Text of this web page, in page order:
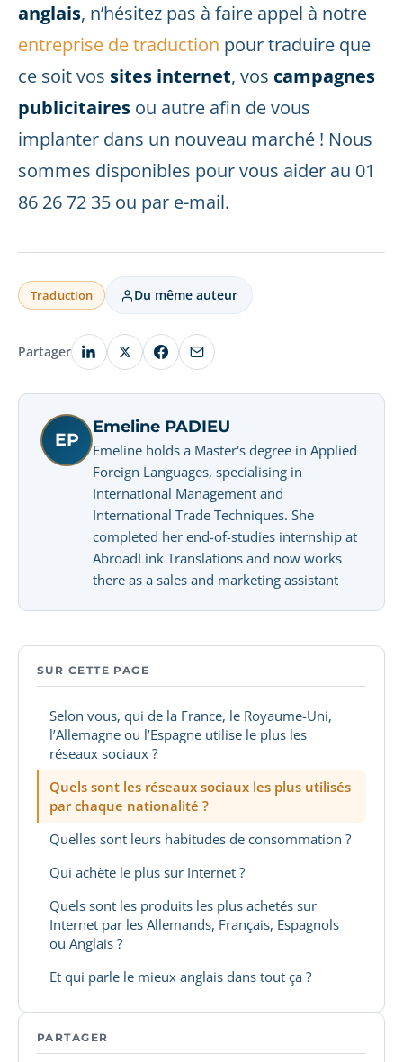
anglais, n’hésitez pas à faire appel à notre
entreprise de traduction pour traduire que
ce soit vos sites internet, vos campagnes
publicitaires ou autre afin de vous
implanter dans un nouveau marché ! Nous
sommes disponibles pour vous aider au 01
86 26 72 35 ou par e-mail.
Traduction Du même auteur
Partager
EP
Emeline PADIEU
Emeline holds a Master's degree in Applied
Foreign Languages, specialising in
International Management and
International Trade Techniques. She
completed her end-of-studies internship at
AbroadLink Translations and now works
there as a sales and marketing assistant
SUR CETTE PAGE
Selon vous, qui de la France, le Royaume-Uni,
l’Allemagne ou l’Espagne utilise le plus les
réseaux sociaux ?
Quels sont les réseaux sociaux les plus utilisés
par chaque nationalité ?
Quelles sont leurs habitudes de consommation ?
Qui achète le plus sur Internet ?
Quels sont les produits les plus achetés sur
Internet par les Allemands, Français, Espagnols
ou Anglais ?
Et qui parle le mieux anglais dans tout ça ?
PARTAGER